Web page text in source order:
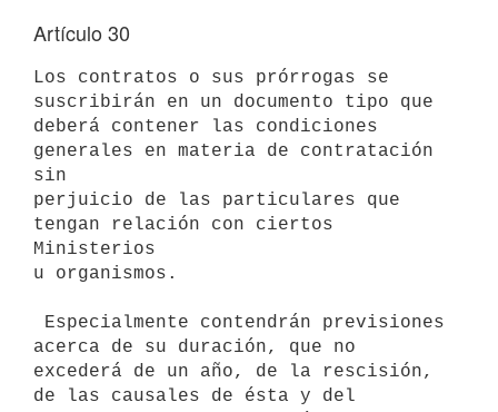
Artículo 30
Los contratos o sus prórrogas se
suscribirán en un documento tipo que
deberá contener las condiciones
generales en materia de contratación
sin
perjuicio de las particulares que
tengan relación con ciertos
Ministerios
u organismos.
acerca de su duración, que no
excederá de un año, de la rescisión,
de las causales de ésta y del